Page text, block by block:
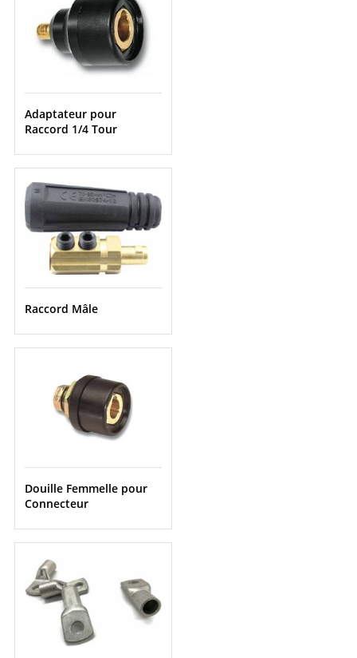
Adaptateur pour
Raccord 1/4 Tour
Raccord Mâle
Douille Femmelle pour
Connecteur